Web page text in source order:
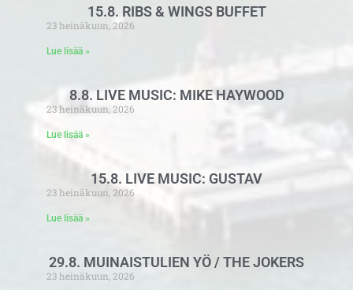
15.8. RIBS & WINGS BUFFET
23 heinäkuun, 2026
Lue lisää »
8.8. LIVE MUSIC: MIKE HAYWOOD
23 heinäkuun, 2026
Lue lisää »
15.8. LIVE MUSIC: GUSTAV
23 heinäkuun, 2026
Lue lisää »
29.8. MUINAISTULIEN YÖ / THE JOKERS
23 heinäkuun, 2026